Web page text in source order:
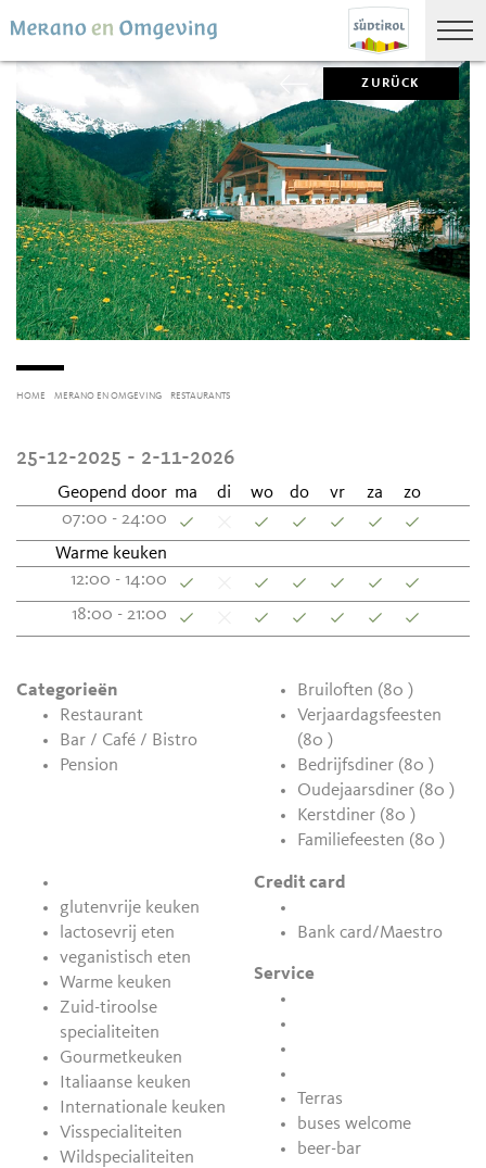
ZURÜCK
HOME MERANO EN OMGEVING RESTAURANTS
25-12-2025 - 2-11-2026
Geopend door ma di wo do vr za
zo
07:00 - 24:00
Warme keuken
12:00 - 14:00
18:00 - 21:00
Categorieën
Restaurant
Bar / Café / Bistro
Pension
Bruiloften (80 )
Verjaardagsfeesten
(80 )
Bedrijfsdiner (80 )
Oudejaarsdiner (80 )
Kerstdiner (80 )
Familiefeesten (80 )
glutenvrije keuken
lactosevrij eten
veganistisch eten
Warme keuken
Zuid-tiroolse
specialiteiten
Gourmetkeuken
Italiaanse keuken
Internationale keuken
Visspecialiteiten
Wildspecialiteiten
Credit card
Bank card/Maestro
Service
Terras
buses welcome
beer-bar